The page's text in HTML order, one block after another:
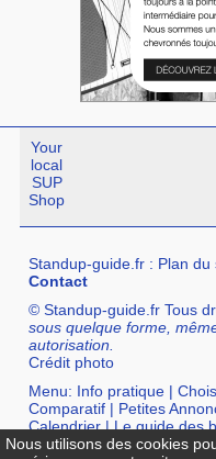
Your
local
SUP
Shop
Standup-guide.fr : Plan du
Contact
© Standup-guide.fr Tous
sous quelque forme,
autorisation.
Crédit photo
Menu: Info pratique |
Comparatif | Petites
Calendrier|Le guide des
Annuaire : SurfShop et
Nous utilisons des cookies